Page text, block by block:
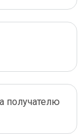
получателю